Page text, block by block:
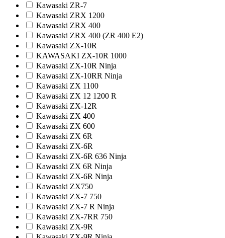
Kawasaki ZR-7
Kawasaki ZRX 1200
Kawasaki ZRX 400
Kawasaki ZRX 400 (ZR 400 E2)
Kawasaki ZX-10R
KAWASAKI ZX-10R 1000
Kawasaki ZX-10R Ninja
Kawasaki ZX-10RR Ninja
Kawasaki ZX 1100
Kawasaki ZX 12 1200 R
Kawasaki ZX-12R
Kawasaki ZX 400
Kawasaki ZX 600
Kawasaki ZX 6R
Kawasaki ZX-6R
Kawasaki ZX-6R 636 Ninja
Kawasaki ZX 6R Ninja
Kawasaki ZX-6R Ninja
Kawasaki ZX750
Kawasaki ZX-7 750
Kawasaki ZX-7 R Ninja
Kawasaki ZX-7RR 750
Kawasaki ZX-9R